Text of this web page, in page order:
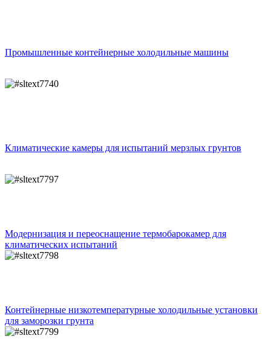
Промышленные контейнерные холодильные машины
Климатические камеры для испытаний мерзлых грунтов
Модернизация и переоснащение термобарокамер для
климатических испытаний
Контейнерные низкотемпературные холодильные установки
для заморозки грунта